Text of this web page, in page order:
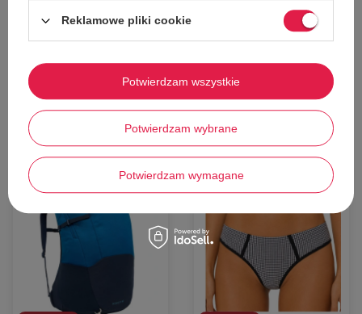
108,00 zł
Najniższa cena z 30 dni przed obniżką:
Dodaj do koszyka
XS
399,00 zł
Najniższa cena z 30 dni przed obniżką:
Dodaj do koszyka
45% 63%
Reklamowe pliki cookie
Potwierdzam wybrane
Potwierdzam wymagane
Potwierdzam wszystkie